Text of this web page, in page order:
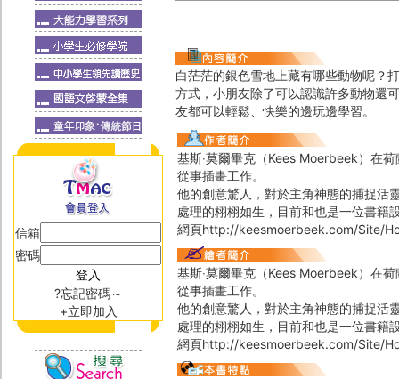
信箱
密碼
?忘記密碼～
+立即加入
白茫茫的銀色雪地上藏有哪些動物呢？
方式，小朋友除了可以認識許多動物還
友都可以輕鬆、快樂的邊玩邊學習。
基斯‧莫爾畢克（Kees Moerbeek）在
從事插畫工作。
他的創意驚人，對於主角神態的捕捉活
處理的栩栩如生，目前和也是一位書籍
網頁http://keesmoerbeek.com/Site/
基斯‧莫爾畢克（Kees Moerbeek）在
從事插畫工作。
他的創意驚人，對於主角神態的捕捉活
處理的栩栩如生，目前和也是一位書籍
網頁http://keesmoerbeek.com/Site/